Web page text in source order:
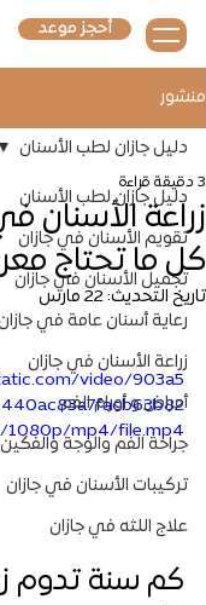
أحجز موعد
منشور
دليل جازان لطب الأسنان
تقويم الأسنان في جازان
تجميل الأسنان في جازان
رعاية أسنان عامة في
زراعة الأسنان في جازان
أمراض و أورام الفم
جراحة الفم والوجة والفكين
تركيبات الأسنان في جازان
علاج اللثه في جازان
دليل جازان لطب الأسنان
زراعة الأسنان
كل ما تحتاج
3 دقيقة قراءة
تاريخ التحديث:22 مارس
video/903a5
1080p/mp4/file.mp4
كم سنة تدوم